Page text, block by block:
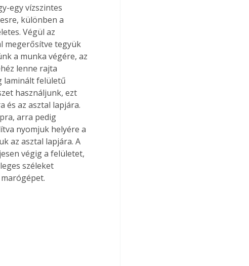
egy vízszintes
különben a
Végül az
megerősítve tegyük
a munka végére, az
lenne rajta
laminált felületű
használjunk, ezt
és az asztal lapjára.
arra pedig
nyomjuk helyére a
az asztal lapjára. A
végig a felületet,
széleket